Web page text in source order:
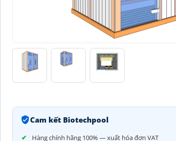
Cam kết Biotechpool
Hàng chính hãng 100% — xuất hóa đơn VAT